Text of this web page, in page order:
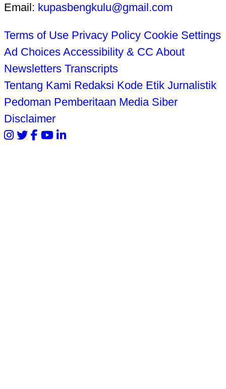
Email: kupasbengkulu@gmail.com
Terms of Use Privacy Policy Cookie Settings
Ad Choices Accessibility & CC About
Newsletters Transcripts
Tentang Kami Redaksi Kode Etik Jurnalistik
Pedoman Pemberitaan Media Siber
Disclaimer